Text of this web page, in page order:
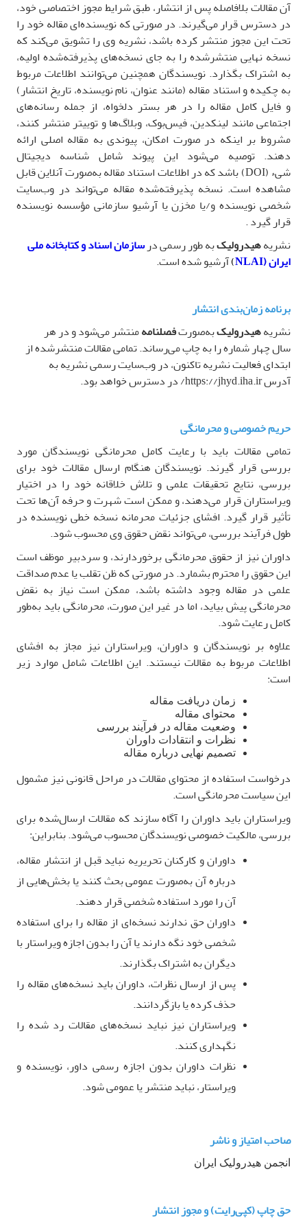
آن مقالات بلافاصله پس از انتشار، طبق شرایط مجوز اختصاصی خود،
در دسترس قرار می‌گیرند. در صورتی که نویسنده‌ای مقاله خود را
تحت این مجوز منتشر کرده باشد، نشریه وی را تشویق می‌کند که
نسخه نهایی منتشرشده را به جای نسخه‌های پذیرفته‌شده اولیه،
به اشتراک بگذارد. نویسندگان همچنین می‌توانند اطلاعات مربوط
به چکیده و استناد مقاله (مانند عنوان، نام نویسنده، تاریخ انتشار)
و فایل کامل مقاله را در هر بستر دلخواه، از جمله رسانه‌های
اجتماعی مانند لینکدین، فیس‌بوک، وبلاگ‌ها و توییتر منتشر کنند،
مشروط بر اینکه در صورت امکان، پیوندی به مقاله اصلی ارائه
دهند. توصیه می‌شود این پیوند شامل شناسه دیجیتال
شیء (DOI)باشد که در اطلاعات استناد مقاله به‌صورت آنلاین قابل
مشاهده است. نسخه پذیرفته‌شده مقاله می‌تواند در وب‌سایت
شخصی نویسنده و/یا مخزن یا آرشیو سازمانی مؤسسه نویسنده
قرار گیرد.
نشریههیدرولیکبه طور رسمی درسازمان اسناد و کتابخانه ملی
ایرانNLAI)
)آرشیو شده است.
برنامه زمان‌بندی انتشار
نشریههیدرولیکبه‌صورتفصلنامهمنتشر می‌شود و در هر
سالچهار شماره را به چاپ می‌رساند. تمامی مقالات منتشرشده از
ابتدای فعالیت نشریه تاکنون، در وب‌سایت رسمی نشریه به
آدرسhttps://jhyd.iha.ir/ در دسترس خواهد بود.
حریم خصوصی و محرمانگی
تمامی مقالات باید با رعایت کامل محرمانگی نویسندگان مورد
بررسی قرار گیرند. نویسندگان هنگام ارسال مقالات خود برای
بررسی، نتایج تحقیقات علمی و تلاش خلاقانه خود را در اختیار
ویراستاران قرار می‌دهند، و ممکن است شهرت و حرفه آن‌ها تحت
تأثیر قرار گیرد. افشای جزئیات محرمانه نسخه خطی نویسنده در
طول فرآیند بررسی، می‌تواند نقض حقوق وی محسوب شود.
داوران نیز از حقوق محرمانگی برخوردارند، و سردبیر موظف است
این حقوق را محترم بشمارد. در صورتی که ظن تقلب یا عدم صداقت
علمی در مقاله وجود داشته باشد، ممکن است نیاز به نقض
محرمانگی پیش بیاید، اما در غیر این صورت، محرمانگی باید به‌طور
کامل رعایت شود.
علاوه بر نویسندگان و داوران، ویراستاران نیز مجاز به افشای
اطلاعات مربوط به مقالات نیستند. این اطلاعات شامل موارد زیر
است:
زمان دریافت مقاله
محتوای مقاله
وضعیت مقاله در فرآیند بررسی
نظرات و انتقادات داوران
تصمیم نهایی درباره مقاله
درخواست استفاده از محتوای مقالات در مراحل قانونی نیز مشمول
این سیاست محرمانگی است.
ویراستاران باید داوران را آگاه سازند که مقالات ارسال‌شده برای
بررسی، مالکیت خصوصی نویسندگان محسوب می‌شود. بنابراین:
داوران و کارکنان تحریریه نباید قبل از انتشار مقاله،
درباره آن به‌صورت عمومی بحث کنند یا بخش‌هایی از
آن را مورد استفاده شخصی قرار دهند.
داوران حق ندارند نسخه‌ای از مقاله را برای استفاده
شخصی خود نگه دارند یا آن را بدون اجازه ویراستار با
دیگران به اشتراک بگذارند.
پس از ارسال نظرات، داوران باید نسخه‌های مقاله را
حذف کرده یا بازگردانند.
ویراستاران نیز نباید نسخه‌های مقالات رد شده را
نگهداری کنند.
نظرات داوران بدون اجازه رسمی داور، نویسنده و
ویراستار، نباید منتشر یا عمومی شود.
صاحب امتیاز و ناشر
انجمن هیدرولیک ایران
حق چاپ (کپی‌رایت) و مجوز انتشار